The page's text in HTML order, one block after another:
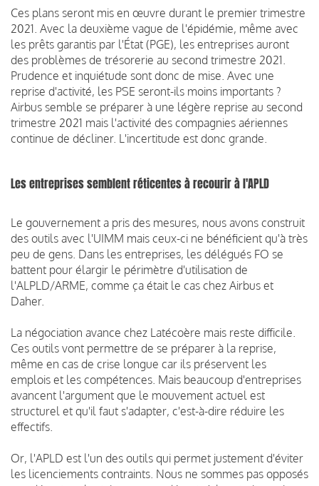
Ces plans seront mis en œuvre durant le premier trimestre
2021. Avec la deuxième vague de l'épidémie, même avec
les prêts garantis par l'État (PGE), les entreprises auront
des problèmes de trésorerie au second trimestre 2021.
Prudence et inquiétude sont donc de mise. Avec une
reprise d'activité, les PSE seront-ils moins importants ?
Airbus semble se préparer à une légère reprise au second
trimestre 2021 mais l'activité des compagnies aériennes
continue de décliner. L'incertitude est donc grande.
Les entreprises semblent réticentes à recourir à l'APLD
Le gouvernement a pris des mesures, nous avons construit
des outils avec l'UIMM mais ceux-ci ne bénéficient qu'à très
peu de gens. Dans les entreprises, les délégués FO se
battent pour élargir le périmètre d'utilisation de
l'ALPLD/ARME, comme ça était le cas chez Airbus et
Daher.
La négociation avance chez Latécoère mais reste difficile.
Ces outils vont permettre de se préparer à la reprise,
même en cas de crise longue car ils préservent les
emplois et les compétences. Mais beaucoup d'entreprises
avancent l'argument que le mouvement actuel est
structurel et qu'il faut s'adapter, c'est-à-dire réduire les
effectifs.
Or, l'APLD est l'un des outils qui permet justement d'éviter
les licenciements contraints. Nous ne sommes pas opposés